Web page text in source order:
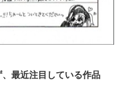
最近注目している作品